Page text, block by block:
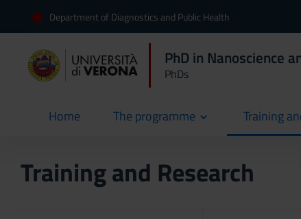
Department of Diagnostics and Public Health
PhD in Nanoscience
PhDs
Home
current The programme Training
Training and Research